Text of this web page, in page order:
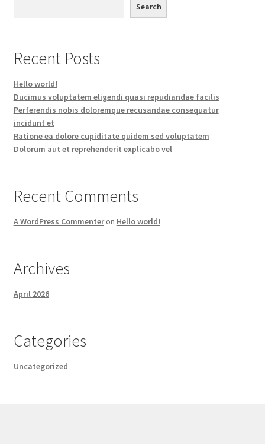
Search
Recent Posts
Hello world!
Ducimus voluptatem eligendi quasi repudiandae facilis
Perferendis nobis doloremque recusandae consequatur
incidunt et
Ratione ea dolore cupiditate quidem sed voluptatem
Dolorum aut et reprehenderit explicabo vel
Recent Comments
A WordPress Commenteron Hello world!
Archives
April 2026
Categories
Uncategorized